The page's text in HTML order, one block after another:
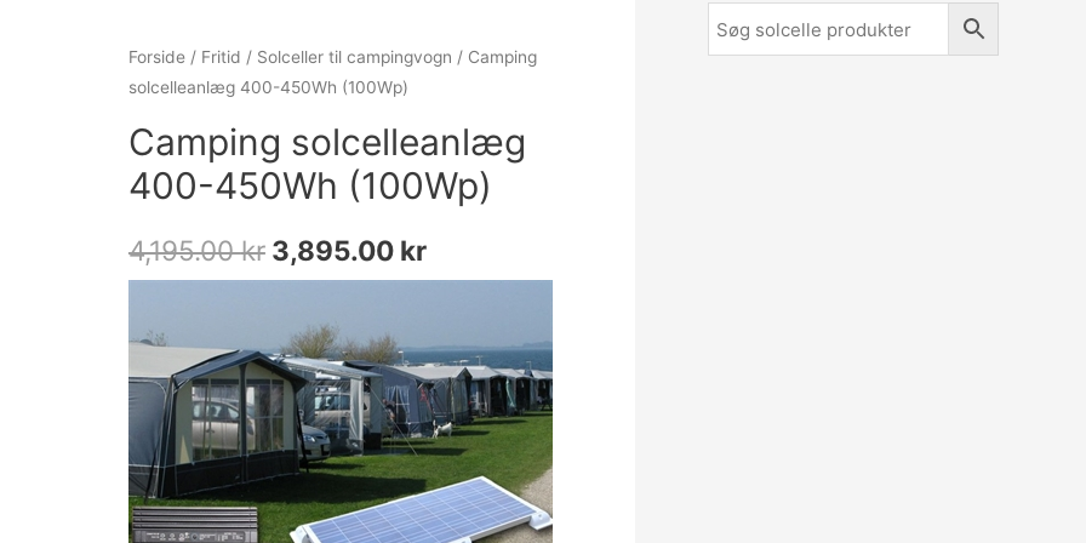
Forside/ Fritid / Solceller til campingvogn / Camping
solcelleanlæg 400-450Wh (100Wp)
Camping solcelleanlæg
400-450Wh (100Wp)
4,195.00kr 3,895.00 kr